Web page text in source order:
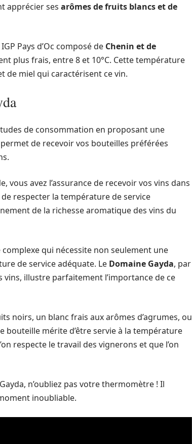
apprécier ses arômes de fruits blancs et de
Pays d’Oc composé de Chenin et de
plus frais, entre 8 et 10°C. Cette température
de miel qui caractérisent ce vin.
de consommation en proposant une
de recevoir vos bouteilles préférées
vous avez l’assurance de recevoir vos vins dans
respecter la température de service
de la richesse aromatique des vins du
qui nécessite non seulement une
de service adéquate. Le Domaine Gayda, par
vins, illustre parfaitement l’importance de ce
noirs, un blanc frais aux arômes d’agrumes, ou
bouteille mérite d’être servie à la température
respecte le travail des vignerons et que l’on
n’oubliez pas votre thermomètre ! Il
inoubliable.